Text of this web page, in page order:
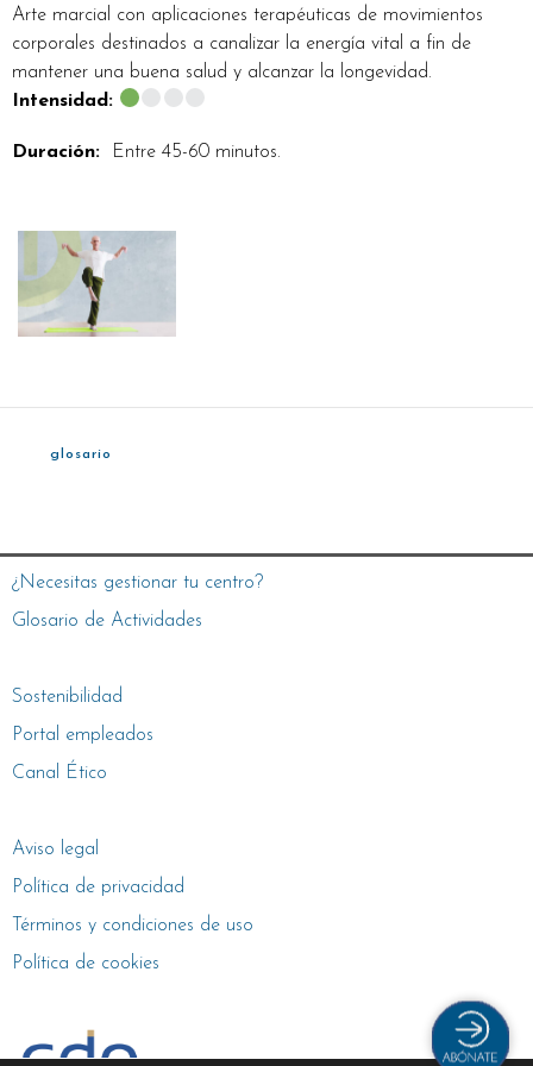
Arte marcial con aplicaciones terapéuticas de movimientos
corporales destinados a canalizar la energía vital a fin de
mantener una buena salud y alcanzar la longevidad.
Intensidad:
Duración: Entre 45-60 minutos.
glosario
¿Necesitas gestionar tu centro?
Glosario de Actividades
Sostenibilidad
Portal empleados
Canal Ético
Aviso legal
Política de privacidad
Términos y condiciones de uso
Política de cookies